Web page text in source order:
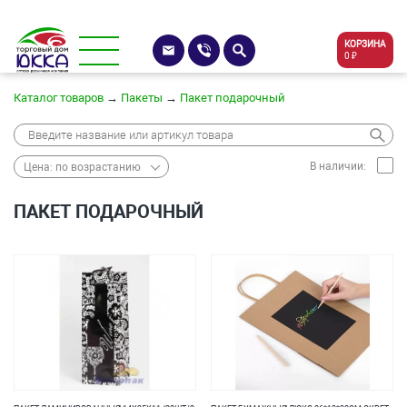
КОРЗИНА
0 ₽
Каталог товаров → Пакеты → Пакет подарочный
Цена: по возрастанию В наличии:
ПАКЕТ ПОДАРОЧНЫЙ